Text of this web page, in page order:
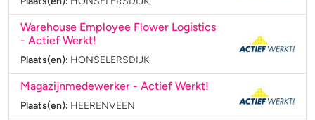
Warehouse Employee Flower Logistics
- Actief Werkt!
Plaats(en): HONSELERSDIJK
Magazijnmedewerker - Actief Werkt!
Plaats(en): HEERENVEEN